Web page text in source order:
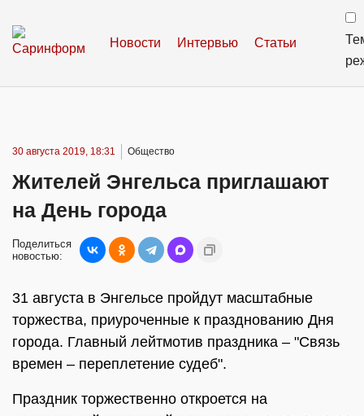
Новости Интервью Статьи
30 августа 2019, 18:31 Общество
Жителей Энгельса приглашают
на День города
Поделиться
новостью:
31 августа в Энгельсе пройдут масштабные
торжества, приуроченные к празднованию Дня
города. Главный лейтмотив праздника – "Связь
времен – переплетение судеб".
Праздник торжественно откроется на